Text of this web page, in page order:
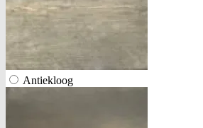
Antiekloog